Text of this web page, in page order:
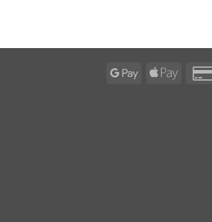
Credit
Apple
Google